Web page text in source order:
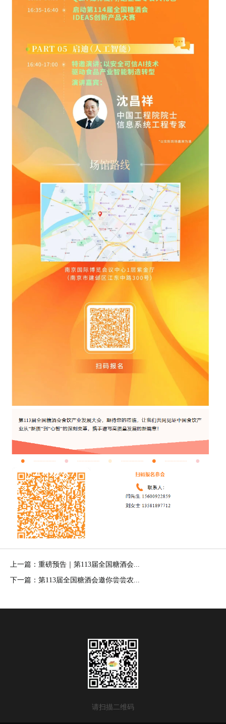
上一篇：重磅预告｜第113届全国糖酒会...
下一篇：第113届全国糖酒会邀你尝尝农...
请扫描二维码